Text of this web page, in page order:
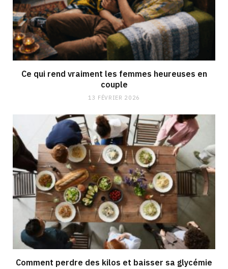
Ce qui rend vraiment les femmes heureuses en
couple
13 FÉVRIER 2026
Comment perdre des kilos et baisser sa glycémie